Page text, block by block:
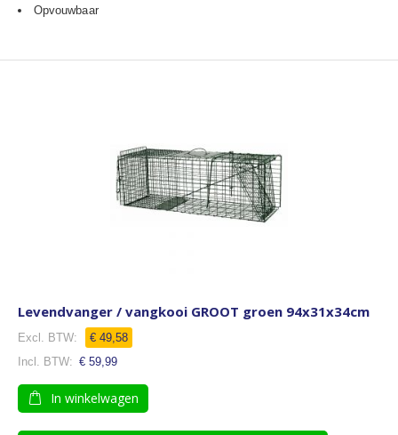
Opvouwbaar
Levendvanger / vangkooi GROOT groen 94x31x34cm
€ 49,58
€ 59,99
In winkelwagen